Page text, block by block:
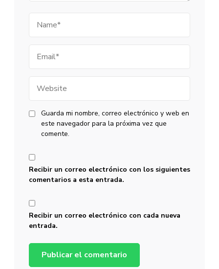
Guarda mi nombre, correo electrónico y web en
este navegador para la próxima vez que
comente.
Recibir un correo electrónico con los siguientes
comentarios a esta entrada.
Recibir un correo electrónico con cada nueva
entrada.